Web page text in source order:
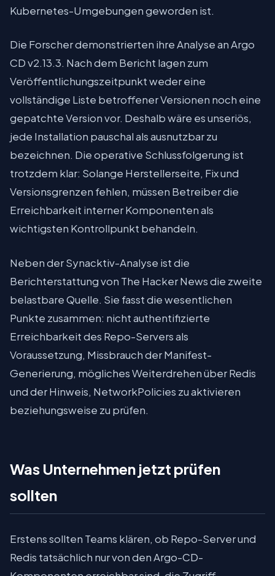
Kubernetes-Umgebungen geworden ist.
Die Forscher demonstrierten ihre Analyse an Argo
CD v2.13.3. Nach dem Bericht lagen zum
Veröffentlichungszeitpunkt weder eine
vollständige Liste betroffener Versionen noch eine
gepatchte Version vor. Deshalb wäre es unseriös,
jede Installation pauschal als ausnutzbar zu
bezeichnen. Die operative Schlussfolgerung ist
trotzdem klar: Solange Herstellerseite, Fix und
Versionsgrenzen fehlen, müssen Betreiber die
Erreichbarkeit interner Komponenten als
wichtigsten Kontrollpunkt behandeln.
Neben der Synacktiv-Analyse ist die
Berichterstattung von The Hacker News die zweite
belastbare Quelle. Sie fasst die wesentlichen
Punkte zusammen: nicht authentifizierte
Erreichbarkeit des Repo-Servers als
Voraussetzung, Missbrauch der Manifest-
Generierung, mögliches Weiterdrehen über Redis
und der Hinweis, NetworkPolicies zu aktivieren
beziehungsweise zu prüfen.
Was Unternehmen jetzt prüfen
sollten
Erstens sollten Teams klären, ob Repo-Server und
Redis tatsächlich nur von den Argo-CD-